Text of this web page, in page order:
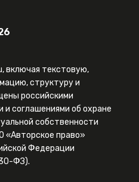
включая текстовую,
структуру и
российскими
соглашениями об охране
собственности
«Авторское право»
Федерации
ФЗ).